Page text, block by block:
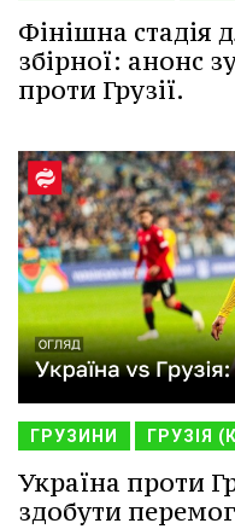
Фінішна стадія
збірної: анонс
проти Грузії.
ГРУЗИНИ ГРУЗІЯ
Україна проти
здобути